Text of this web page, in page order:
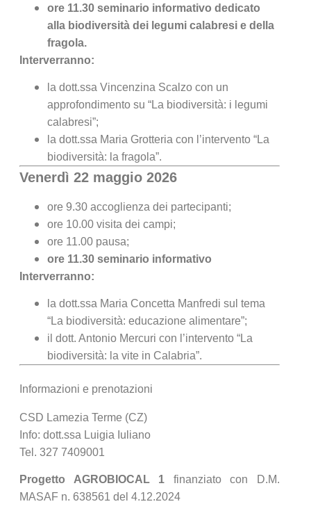
ore 11.30 seminario informativo dedicato
alla biodiversità dei legumi calabresi e della
fragola.
Interverranno:
la dott.ssa Vincenzina Scalzo con un
approfondimento su “La biodiversità: i legumi
calabresi”;
la dott.ssa Maria Grotteria con l’intervento “La
biodiversità: la fragola”.
Venerdì 22 maggio 2026
ore 9.30 accoglienza dei partecipanti;
ore 10.00 visita dei campi;
ore 11.00 pausa;
ore 11.30 seminario informativo
Interverranno:
la dott.ssa Maria Concetta Manfredi sul tema
“La biodiversità: educazione alimentare”;
il dott. Antonio Mercuri con l’intervento “La
biodiversità: la vite in Calabria”.
Informazioni e prenotazioni
CSD Lamezia Terme (CZ)
Info: dott.ssa Luigia Iuliano
Tel. 327 7409001
Progetto AGROBIOCAL 1 finanziato con D.M.
MASAF n. 638561 del 4.12.2024